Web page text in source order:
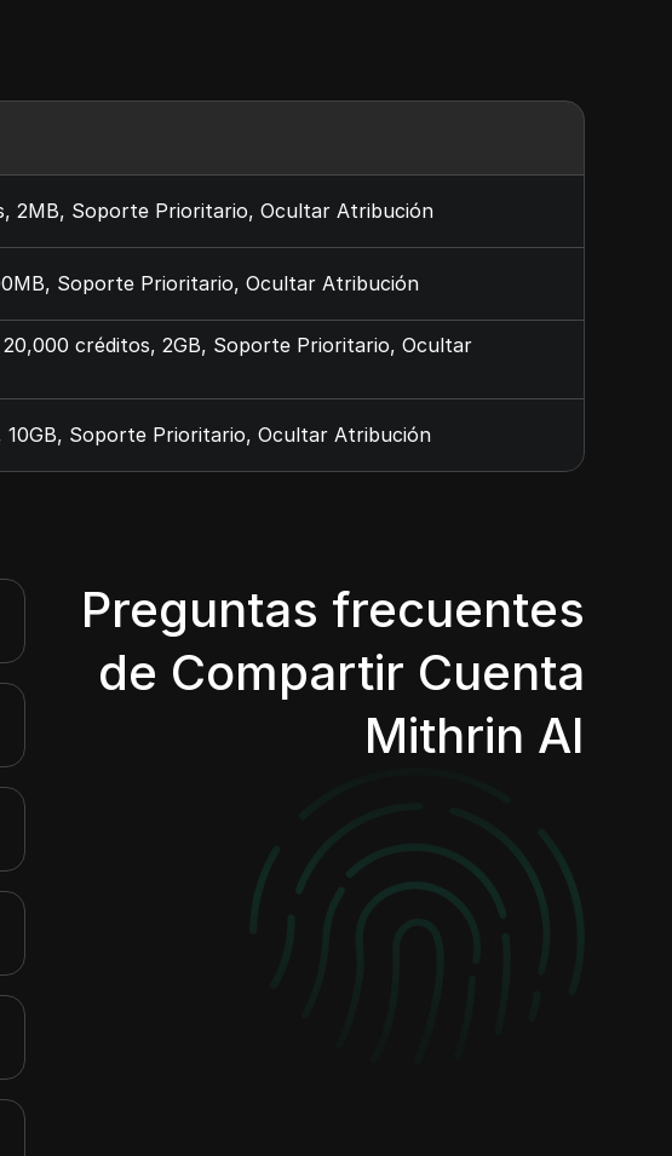
2MB, Soporte Prioritario, Ocultar Atribución
Soporte Prioritario, Ocultar Atribución
créditos, 2GB, Soporte Prioritario, Ocultar
10GB, Soporte Prioritario, Ocultar Atribución
Preguntas frecuentes
de Compartir Cuenta
Mithrin AI